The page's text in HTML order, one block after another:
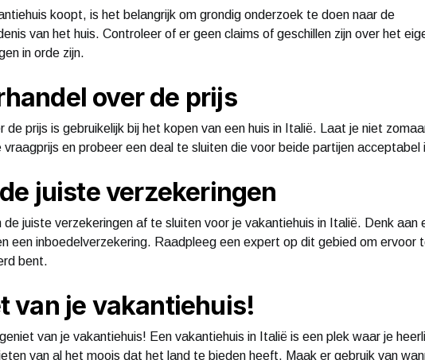
koopt, is het belangrijk om grondig onderzoek te doen naar de
van het huis. Controleer of er geen claims of geschillen zijn over het
in orde zijn.
over de prijs
de prijs is gebruikelijk bij het kopen van een huis in Italië. Laat je niet
vraagprijs en probeer een deal te sluiten die voor beide partijen acceptabel
de juiste verzekeringen
de juiste verzekeringen af te sluiten voor je vakantiehuis in Italië. Denk aan
een inboedelverzekering. Raadpleeg een expert op dit gebied om ervoor
bent.
van je vakantiehuis!
van je vakantiehuis! Een vakantiehuis in Italië is een plek waar je
van al het moois dat het land te bieden heeft. Maak er gebruik van